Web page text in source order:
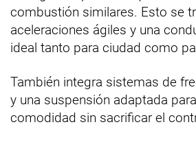
combustión similares. Esto se
aceleraciones ágiles y una
ideal tanto para ciudad como
También integra sistemas de
y una suspensión adaptada
comodidad sin sacrificar el